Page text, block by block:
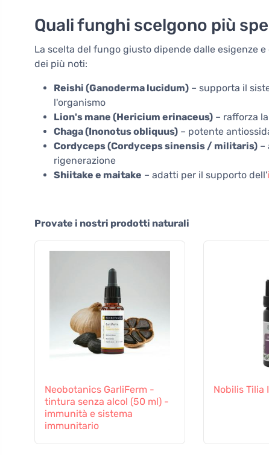
Quali funghi scelgono più
La scelta del fungo giusto dipende dalle esigenze
dei più noti:
Reishi (Ganoderma lucidum) – supporta il
l'organismo
Lion's mane (Hericium erinaceus) – rafforza
Chaga (Inonotus obliquus) – potente
Cordyceps (Cordyceps sinensis / militaris) –
rigenerazione
Shiitake e maitake – adatti per il supporto dell'
Provate i nostri prodotti naturali
Neobotanics GarliFerm -
tintura senza alcol (50 ml) -
immunità e sistema
immunitario
Nobilis Tilia